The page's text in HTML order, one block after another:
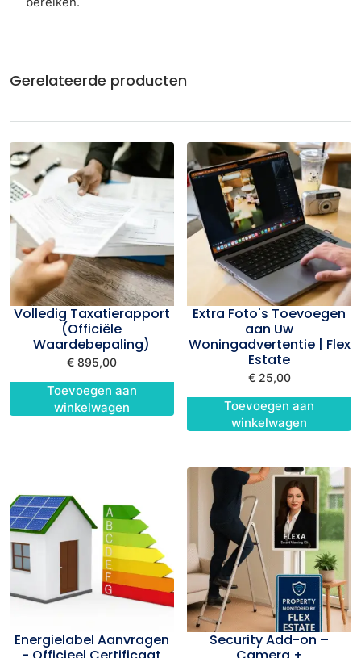
Gerelateerde producten
Volledig Taxatierapport
(Officiële
Waardebepaling)
€895,00
Toevoegen aan
winkelwagen
Extra Foto's Toevoegen
aan Uw
Woningadvertentie | Flex
Estate
€25,00
Toevoegen aan
winkelwagen
Energielabel Aanvragen
Security Add-on –